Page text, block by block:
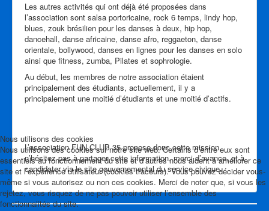
Les autres activités qui ont déjà été proposées dans
l’association sont salsa portoricaine, rock 6 temps, lindy hop,
blues, zouk brésilien pour les danses à deux, hip hop,
dancehall, danse africaine, danse afro, reggaeton, danse
orientale, bollywood, danses en lignes pour les danses en solo
ainsi que fitness, zumba, Pilates et sophrologie.
Au début, les membres de notre association étaient
principalement des étudiants, actuellement, il y a
principalement une moitié d’étudiants et une moitié d’actifs.
L’association FUN CLUB 35 propose donc cette mission,
n’hésitez pas à partager cette information, merci d’avance, et à
candidater via le site gouvernemental du service civique.
Nous utilisons des cookies
Nous utilisons des cookies sur notre site web. Certains d’entre eux sont
essentiels au fonctionnement du site et d’autres nous aident à améliorer ce
site et l’expérience utilisateur (cookies traceurs). Vous pouvez décider vous-
même si vous autorisez ou non ces cookies. Merci de noter que, si vous les
rejetez, vous risquez de ne pas pouvoir utiliser l’ensemble des
fonctionnalités du site.